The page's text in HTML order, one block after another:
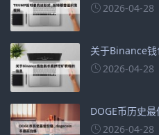
2026-04-28
关于Binance
2026-04-28
DOGE币历史
2026-04-28